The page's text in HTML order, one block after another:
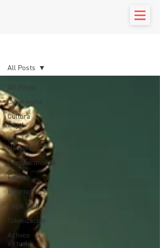
All Posts
Cyberworld
Cultura
Legal
Legal
Hackers
Criptoeconomía
Fintech
Insurtech
Legal Tech
Tokenizacion
Activos
Virtuales
All Posts